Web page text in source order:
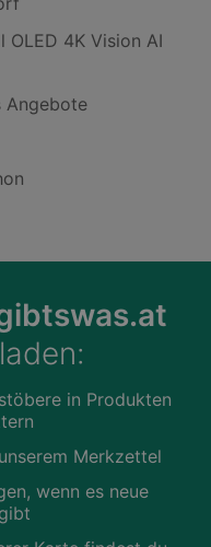
4K Vision AI
Angebote
in Produkten
Merkzettel
wenn es neue